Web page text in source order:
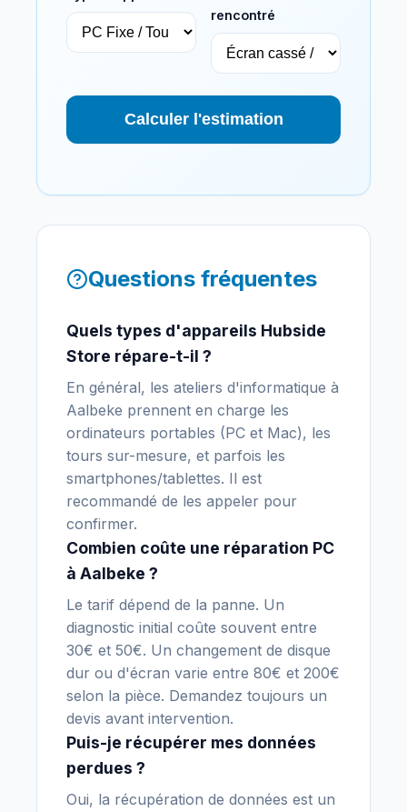
rencontré
Calculer l'estimation
Questions fréquentes
Quels types d'appareils Hubside
Store répare-t-il ?
En général, les ateliers d'informatique à
Aalbeke prennent en charge les
ordinateurs portables (PC et Mac), les
tours sur-mesure, et parfois les
smartphones/tablettes. Il est
recommandé de les appeler pour
confirmer.
Combien coûte une réparation PC
à Aalbeke ?
Le tarif dépend de la panne. Un
diagnostic initial coûte souvent entre
30€ et 50€. Un changement de disque
dur ou d'écran varie entre 80€ et 200€
selon la pièce. Demandez toujours un
devis avant intervention.
Puis-je récupérer mes données
perdues ?
Oui, la récupération de données est un